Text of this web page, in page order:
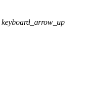
keyboard_arrow_up